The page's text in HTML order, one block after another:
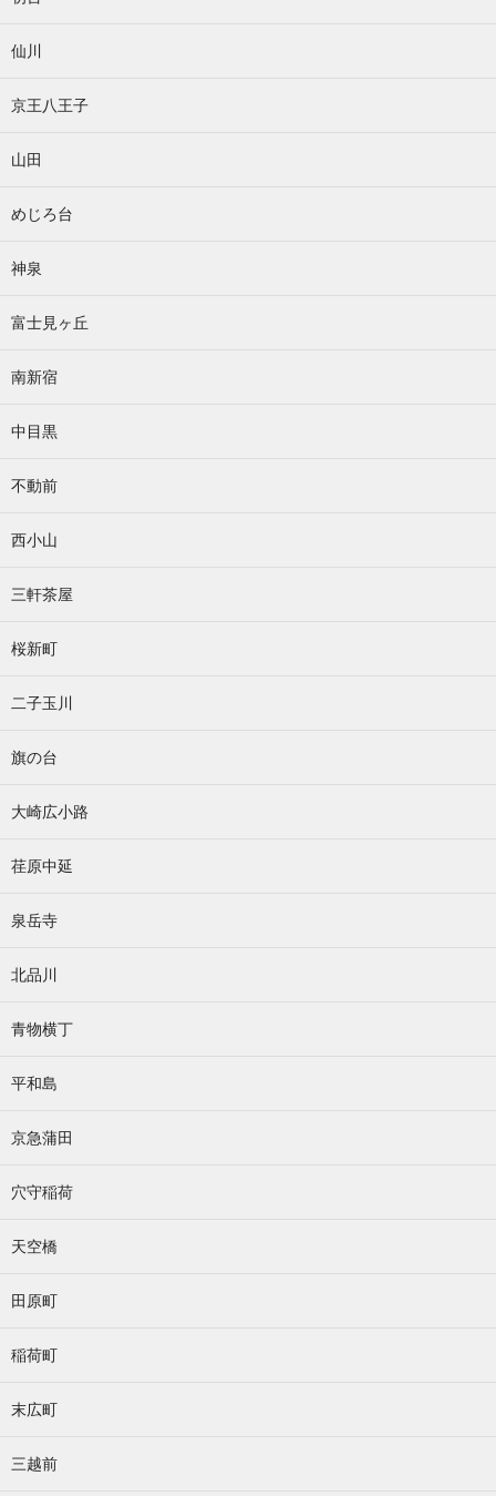
仙川
京王八王子
山田
めじろ台
神泉
富士見ヶ丘
南新宿
中目黒
不動前
西小山
三軒茶屋
桜新町
二子玉川
旗の台
大崎広小路
荏原中延
泉岳寺
北品川
青物横丁
平和島
京急蒲田
穴守稲荷
天空橋
田原町
稲荷町
末広町
三越前